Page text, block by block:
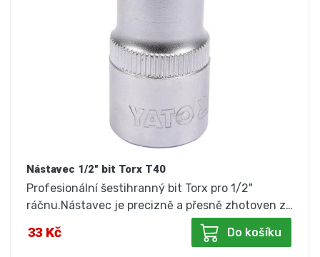
Nástavec 1/2" bit Torx T40
Profesionální šestihranný bit Torx pro 1/2"
ráčnu.Nástavec je precizně a přesně zhotoven z…
33 Kč Do košíku